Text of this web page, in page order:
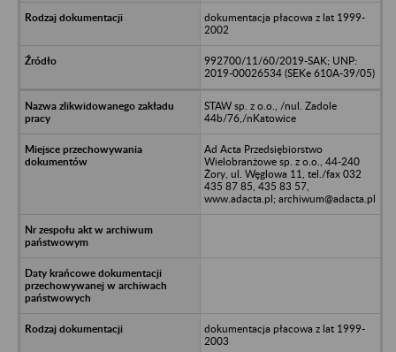
dokumentacja płacowa z lat 1999-
2002
992700/11/60/2019-SAK; UNP:
2019-00026534 (SEKe 610A-39/05)
STAW sp. z o.o., /nul. Zadole
44b/76,/nKatowice
Ad Acta Przedsiębiorstwo
Wielobranżowe sp. z o.o., 44-240
Żory, ul. Węglowa 11, tel./fax 032
435 87 85, 435 83 57,
www.adacta.pl; archiwum@adacta.pl
dokumentacja płacowa z lat 1999-
2003